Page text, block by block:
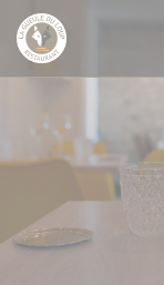
Панель управления